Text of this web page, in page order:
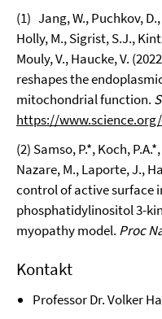
(1) Jang, W., Puchkov,
Holly, M., Sigrist, S.J.,
Mouly, V., Haucke, V.
reshapes the
mitochondrial function.
https://
(2) Samso, P.*, Koch,
Nazare, M., Laporte, J.,
control of active surface
phosphatidylinositol 3-
myopathy model. Proc
Kontakt
Professor Dr. Volker